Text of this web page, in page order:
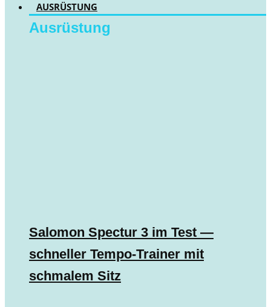
AUSRÜSTUNG
Ausrüstung
Salomon Spectur 3 im Test —
schneller Tempo-Trainer mit
schmalem Sitz